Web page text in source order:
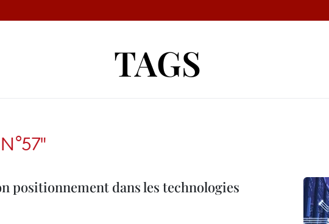
TAGS
positionnement dans les technologies